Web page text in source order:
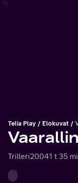
Telia Play Elokuvat
Trilleri20041 t 35